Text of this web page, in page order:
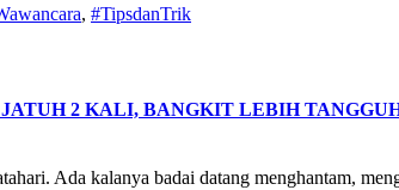
, #TipsdanTrik
2 KALI, BANGKIT LEBIH
Ada kalanya badai datang menghantam,